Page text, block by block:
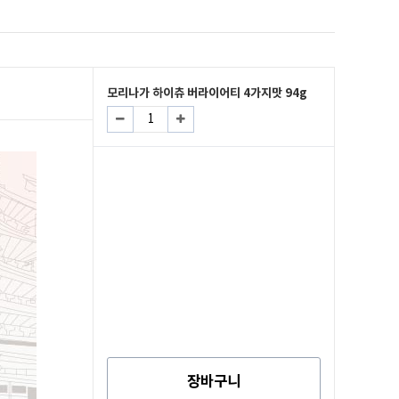
모리나가 하이츄 버라이어티 4가지맛 94g
장바구니